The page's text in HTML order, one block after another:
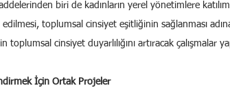
biri de kadınların yerel yönetimlere
toplumsal cinsiyet eşitliğinin sağlanması
toplumsal cinsiyet duyarlılığını artıracak çalışmalar
İçin Ortak Projeler